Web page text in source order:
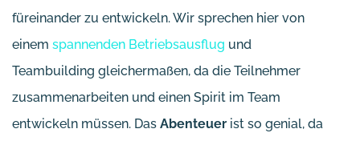
füreinander zu entwickeln. Wir sprechen hier von
einem spannenden Betriebsausflug und
Teambuilding gleichermaßen, da die Teilnehmer
zusammenarbeiten und einen Spirit im Team
entwickeln müssen. Das Abenteuer ist so genial, da